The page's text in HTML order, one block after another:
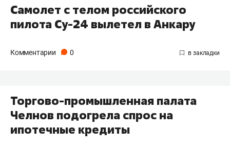
Самолет с телом российского
пилота Су-24 вылетел в Анкару
Комментарии 0
Торгово-промышленная палата
Челнов подогрела спрос на
ипотечные кредиты